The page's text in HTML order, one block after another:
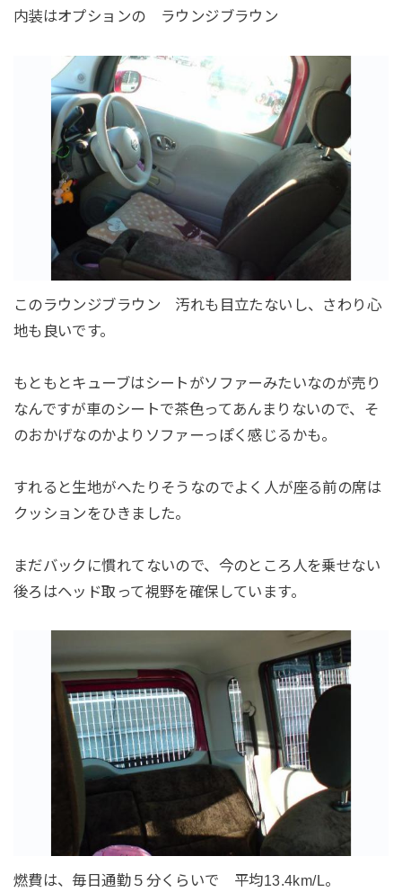
内装はオプションの ラウンジブラウン
このラウンジブラウン 汚れも目立たないし、さわり心
地も良いです。
もともとキューブはシートがソファーみたいなのが売り
なんですが車のシートで茶色ってあんまりないので、そ
のおかげなのかよりソファーっぽく感じるかも。
すれると生地がへたりそうなのでよく人が座る前の席は
クッションをひきました。
まだバックに慣れてないので、今のところ人を乗せない
後ろはヘッド取って視野を確保しています。
燃費は、毎日通勤５分くらいで 平均13.4km/L。